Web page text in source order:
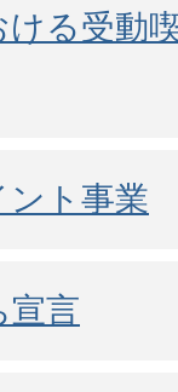
る受動
ント事業
宣言